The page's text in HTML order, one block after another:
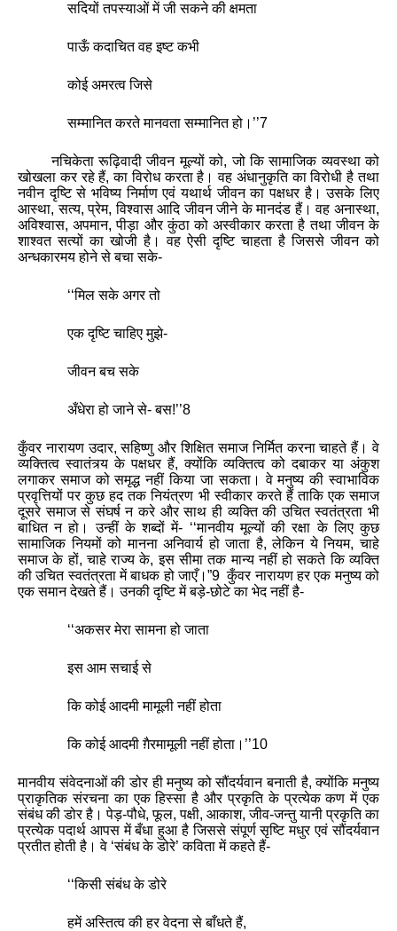
सदियों तपस्‍याओं में जी सकने की क्षमता
पाऊँ कदाचित वह इष्‍ट कभी
कोई अमरत्‍व जिसे
सम्‍मानित करते मानवता सम्‍मानित हो। ’’7
नचिकेता रूढ़ि‍वादी जीवन मूल्‍यों को,जो कि सामाजिक व्‍यवस्‍था को
खोखला कर रहे हैं,का विरोध करता है। वह अंधानुकृति का विरोधी है तथा
नवीन दृष्टि से भविष्‍य निर्माण एवं यथार्थ जीवन का पक्षधर है। उसके लिए
आस्‍था,सत्‍य,प्रेम,विश्‍वास आदि जीवन जीने के मानदंड हैं। वह अनास्‍था,
अविश्‍वास,अपमान,पीड़ा और कुंठा को अस्‍वीकार करता है तथा जीवन के
शाश्‍वत सत्‍यों का खोजी है। वह ऐसी दृष्टि चाहता है जिससे जीवन को
अन्धकारमय होने से बचा सके-
‘‘मिल सके अगर तो
एक दृष्टि चाहिए मुझे-
जीवन बच सके
अँधेरा हो जाने से- बस!’’8
कुँवर नारायण उदार,सहिष्‍णु और शिक्षित समाज निर्मित करना चाहते हैं। वे
व्‍यक्तित्‍व स्‍वातंत्र्य के पक्षधर हैं,क्‍योंकि व्‍यक्तित्‍व को दबाकर या अंकुश
लगाकर समाज को समृद्ध नहीं किया जा सकता। वे मनुष्‍य की स्‍वाभाविक
प्रवृत्तियों पर कुछ हद तक नियंत्रण भी स्‍वीकार करते हैं ताकि एक समाज
दूसरे समाज से संघर्ष न करे और साथ ही व्‍यक्ति की उचित स्‍वतंत्रता भी
बाधित न हो। उन्हीं के शब्दों में- ‘‘मानवीय मूल्‍यों की रक्षा के लिए कुछ
सामाजिक नियमों को मानना अनिवार्य हो जाता है,लेकिन ये नियम,चाहे
समाज के हों,चाहे राज्‍य के,इस सीमा तक मान्‍य नहीं हो सकते कि व्‍यक्ति
की उचित स्‍वतंत्रता में बाधक हो जाएँ। ”9 कुँवर नारायण हर एक मनुष्‍य को
एक समान देखते हैं। उनकी दृष्टि में बड़े-छोटे का भेद नहीं है-
‘‘अकसर मेरा सामना हो जाता
इस आम सचाई से
कि कोई आदमी मामूली नहीं होता
कि कोई आदमी ग़ैरमामूली नहीं होता। ’’10
मानवीय संवेदनाओं की डोर ही मनुष्‍य को सौंदर्यवान बनाती है,क्योंकि मनुष्य
प्राकृतिक संरचना का एक हिस्सा है और प्रकृति के प्रत्‍येक कण में एक
संबंध की डोर है। पेड़-पौधे,फूल,पक्षी, आकाश,जीव-जन्‍तु यानी प्रकृति का
प्रत्‍येक पदार्थ आपस में बँधा हुआ है जिससे संपूर्ण सृष्टि मधुर एवं सौंदर्यवान
प्रतीत होती है। वे ‘संबंध के डोरे’कविता में कहते हैं-
‘‘किसी संबंध के डोरे
हमें अस्तित्‍व की हर वेदना से बाँधते हैं,